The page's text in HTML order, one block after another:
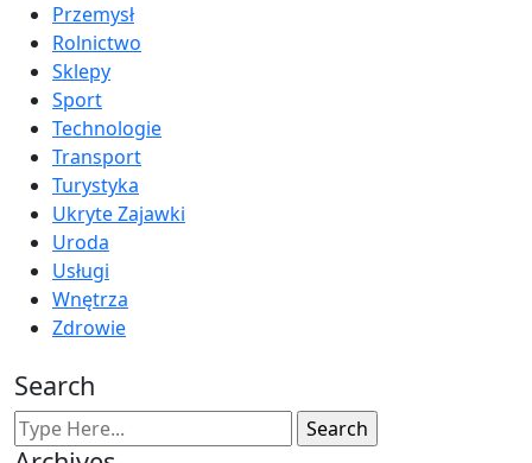
Przemysł
Rolnictwo
Sklepy
Sport
Technologie
Transport
Turystyka
Ukryte Zajawki
Uroda
Usługi
Wnętrza
Zdrowie
Search